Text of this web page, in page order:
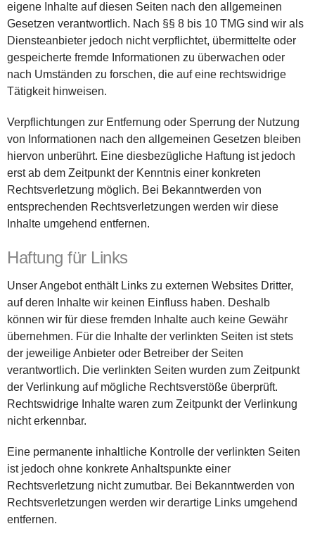
eigene Inhalte auf diesen Seiten nach den allgemeinen
Gesetzen verantwortlich. Nach §§ 8 bis 10 TMG sind wir als
Diensteanbieter jedoch nicht verpflichtet, übermittelte oder
gespeicherte fremde Informationen zu überwachen oder
nach Umständen zu forschen, die auf eine rechtswidrige
Tätigkeit hinweisen.
Verpflichtungen zur Entfernung oder Sperrung der Nutzung
von Informationen nach den allgemeinen Gesetzen bleiben
hiervon unberührt. Eine diesbezügliche Haftung ist jedoch
erst ab dem Zeitpunkt der Kenntnis einer konkreten
Rechtsverletzung möglich. Bei Bekanntwerden von
entsprechenden Rechtsverletzungen werden wir diese
Inhalte umgehend entfernen.
Haftung für Links
Unser Angebot enthält Links zu externen Websites Dritter,
auf deren Inhalte wir keinen Einfluss haben. Deshalb
können wir für diese fremden Inhalte auch keine Gewähr
übernehmen. Für die Inhalte der verlinkten Seiten ist stets
der jeweilige Anbieter oder Betreiber der Seiten
verantwortlich. Die verlinkten Seiten wurden zum Zeitpunkt
der Verlinkung auf mögliche Rechtsverstöße überprüft.
Rechtswidrige Inhalte waren zum Zeitpunkt der Verlinkung
nicht erkennbar.
Eine permanente inhaltliche Kontrolle der verlinkten Seiten
ist jedoch ohne konkrete Anhaltspunkte einer
Rechtsverletzung nicht zumutbar. Bei Bekanntwerden von
Rechtsverletzungen werden wir derartige Links umgehend
entfernen.